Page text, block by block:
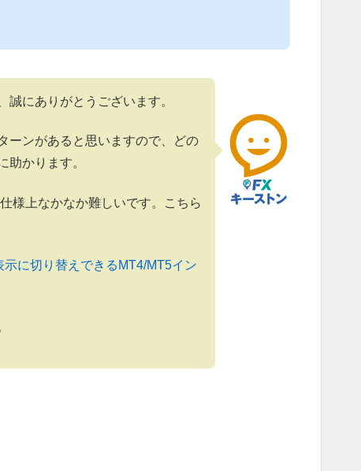
にありがとうございます。
ーンがあると思いますので、どの
助かります。
様上なかなか難しいです。こちら
に切り替えできるMT4/MT5イン